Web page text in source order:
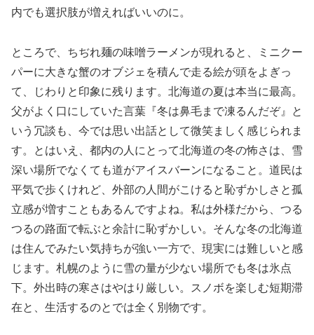
内でも選択肢が増えればいいのに。
ところで、ちぢれ麺の味噌ラーメンが現れると、ミニクー
パーに大きな蟹のオブジェを積んで走る絵が頭をよぎっ
て、じわりと印象に残ります。北海道の夏は本当に最高。
父がよく口にしていた言葉『冬は鼻毛まで凍るんだぞ』と
いう冗談も、今では思い出話として微笑ましく感じられま
す。とはいえ、都内の人にとって北海道の冬の怖さは、雪
深い場所でなくても道がアイスバーンになること。道民は
平気で歩くけれど、外部の人間がこけると恥ずかしさと孤
立感が増すこともあるんですよね。私は外様だから、つる
つるの路面で転ぶと余計に恥ずかしい。そんな冬の北海道
は住んでみたい気持ちが強い一方で、現実には難しいと感
じます。札幌のように雪の量が少ない場所でも冬は氷点
下。外出時の寒さはやはり厳しい。スノボを楽しむ短期滞
在と、生活するのとでは全く別物です。